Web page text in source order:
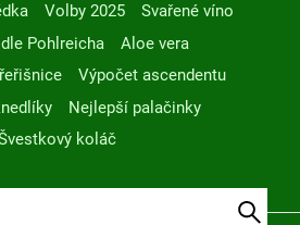
Volby 2025
Svařené víno
Pohlreicha
Aloe vera
Výpočet ascendentu
Nejlepší palačinky
koláč